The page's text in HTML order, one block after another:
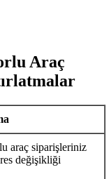
Araç
araç siparişleriniz
değişikliği